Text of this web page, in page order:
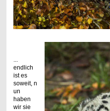
endlich
ist es
soweit, n
un
haben
wir sie